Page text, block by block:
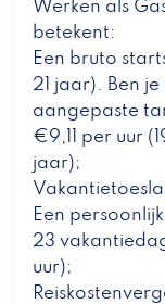
Werken als
betekent:
Een bruto
21 jaar). Ben
aangepaste
€9,11 per uur
jaar);
Een
23
uur);